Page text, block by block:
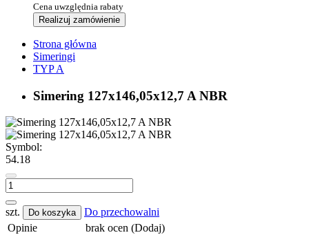
Cena uwzględnia rabaty
Realizuj zamówienie
Strona główna
Simeringi
TYP A
Simering 127x146,05x12,7 A NBR
Symbol:
54.18
szt. Do koszyka
Do przechowalni
Opinie
brak ocen (Dodaj)